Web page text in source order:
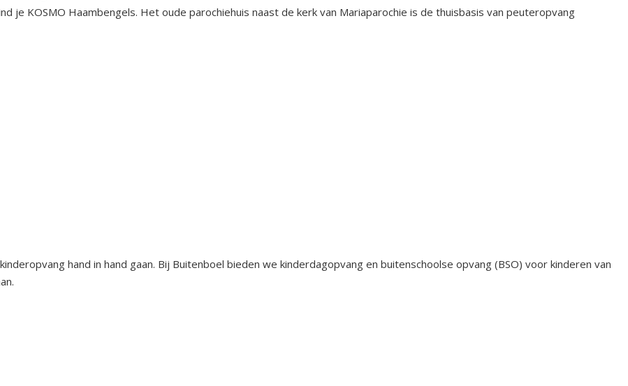
je KOSMO Haambengels. Het oude parochiehuis naast de kerk van Mariaparochie is de thuisbasis van peuteropvang
hand in hand gaan. Bij Buitenboel bieden we kinderdagopvang en buitenschoolse opvang (BSO) voor kinderen van